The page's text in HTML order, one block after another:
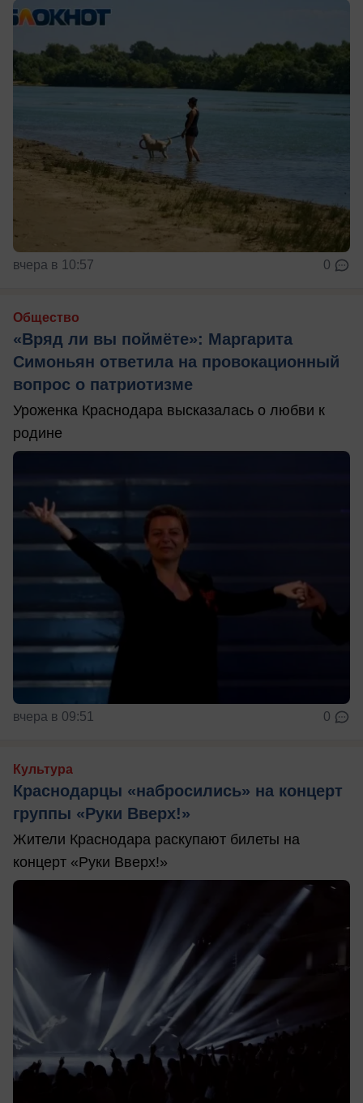
вчера в 10:57 0
Общество
«Вряд ли вы поймёте»: Маргарита
Симоньян ответила на провокационный
вопрос о патриотизме
Уроженка Краснодара высказалась о любви к
родине
вчера в 09:51 0
Культура
Краснодарцы «набросились» на концерт
группы «Руки Вверх!»
Жители Краснодара раскупают билеты на
концерт «Руки Вверх!»